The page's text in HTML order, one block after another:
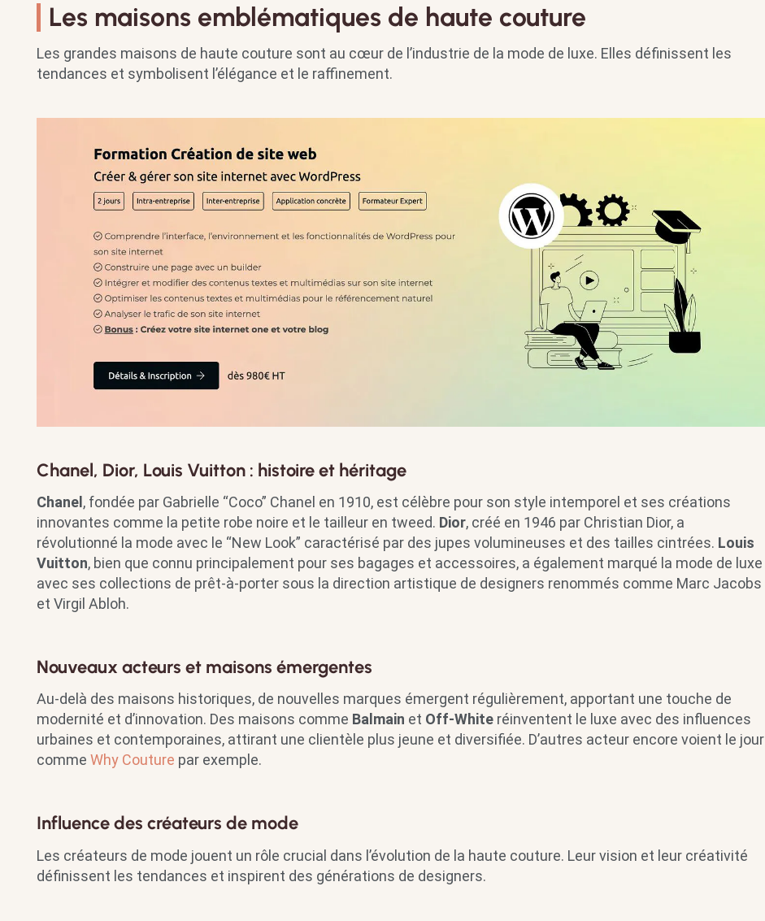
Les maisons emblématiques de haute couture
Les grandes maisons de haute couture sont au cœur de l’industrie de la mode de luxe. Elles définissent les
tendances et symbolisent l’élégance et le raffinement.
Chanel, Dior, Louis Vuitton : histoire et héritage
Chanel , fondée par Gabrielle “Coco” Chanel en 1910, est célèbre pour son style intemporel et ses créations
innovantes comme la petite robe noire et le tailleur en tweed. Dior, créé en 1946 par Christian Dior, a
révolutionné la mode avec le “New Look” caractérisé par des jupes volumineuses et des tailles cintrées. Louis
Vuitton, bien que connu principalement pour ses bagages et accessoires, a également marqué la mode de luxe
avec ses collections de prêt-à-porter sous la direction artistique de designers renommés comme Marc Jacobs
et Virgil Abloh.
Nouveaux acteurs et maisons émergentes
Au-delà des maisons historiques, de nouvelles marques émergent régulièrement, apportant une touche de
modernité et d’innovation. Des maisons comme Balmain et Off-White réinventent le luxe avec des influences
urbaines et contemporaines, attirant une clientèle plus jeune et diversifiée. D’autres acteur encore voient le jour
comme Why Couture par exemple.
Influence des créateurs de mode
Les créateurs de mode jouent un rôle crucial dans l’évolution de la haute couture. Leur vision et leur créativité
définissent les tendances et inspirent des générations de designers.